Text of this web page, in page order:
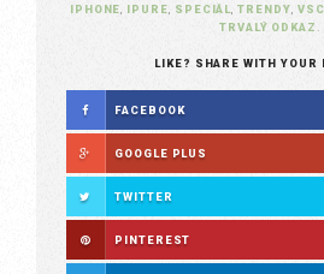
IPHONE
IPURE SPECIÁL ,TRENDY
TRVALÝ ODKAZ
LIKE? SHARE WITH YOUR
FACEBOOK
GOOGLE PLUS
TWITTER
PINTEREST